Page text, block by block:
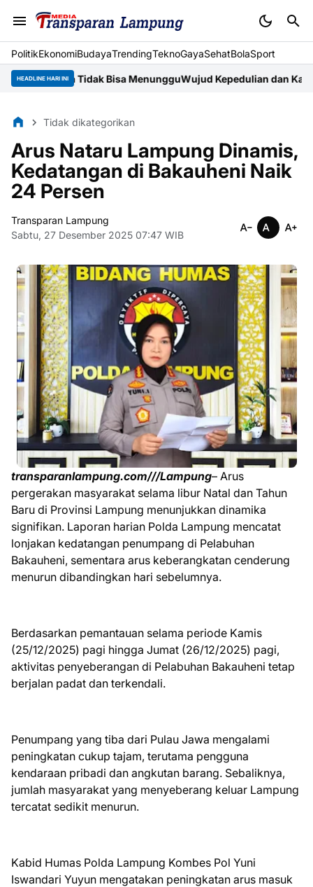
PolitikEkonomiBudayaTrendingTeknoGayaSehatBolaSport
HEADLINE HARI INI
Tidak Bisa MenungguWujud Kepedulian dan Kasih Sayang
Tidak dikategorikan
Arus Nataru Lampung Dinamis,
Kedatangan di Bakauheni Naik
24 Persen
Transparan Lampung
Sabtu, 27 Desember 2025 07:47 WIB
transparanlampung.com///Lampung– Arus
pergerakan masyarakat selama libur Natal dan Tahun
Baru di Provinsi Lampung menunjukkan dinamika
signifikan. Laporan harian Polda Lampung mencatat
lonjakan kedatangan penumpang di Pelabuhan
Bakauheni, sementara arus keberangkatan cenderung
menurun dibandingkan hari sebelumnya.
Berdasarkan pemantauan selama periode Kamis
(25/12/2025) pagi hingga Jumat (26/12/2025) pagi,
aktivitas penyeberangan di Pelabuhan Bakauheni tetap
berjalan padat dan terkendali.
Penumpang yang tiba dari Pulau Jawa mengalami
peningkatan cukup tajam, terutama pengguna
kendaraan pribadi dan angkutan barang. Sebaliknya,
jumlah masyarakat yang menyeberang keluar Lampung
tercatat sedikit menurun.
Kabid Humas Polda Lampung Kombes Pol Yuni
Iswandari Yuyun mengatakan peningkatan arus masuk